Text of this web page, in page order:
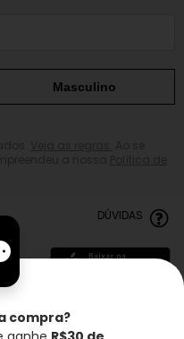
Masculino
DÚVIDAS
compra?